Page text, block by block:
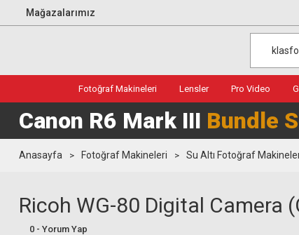
Mağazalarımız
Fotoğraf Makineleri Lensler Pro Video
Canon R6 Mark III Bundle
Anasayfa Fotoğraf Makineleri Su Altı Fotoğraf
Ricoh WG-80 Digital Camera
0 - Yorum Yap